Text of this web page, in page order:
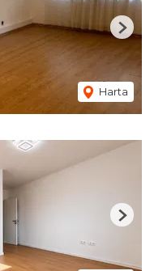
Harta
Next
Next